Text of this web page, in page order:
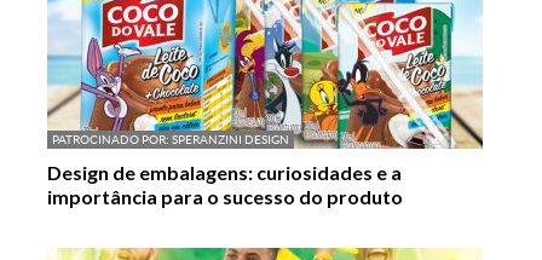
PATROCINADO POR: SPERANZINI DESIGN
Design de embalagens: curiosidades e a
importância para o sucesso do produto